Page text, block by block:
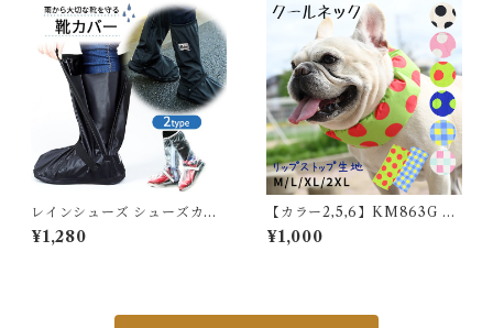
ウェア コットン シンプル 薄手
軽い 快適 部屋着 5683162 ス
イモク【水沐良品】
ない オフィス スーツ シンプル
カーキ ブラック ホワイト 568
2612【水沐良品】
レインシューズ シューズカバ
ー 防水 雨 反射素材 雨の日も
散歩 濡れない 雨具 男女兼用
通学 通勤 梅雨 犬のお散歩雨対
¥1,280
【カラー2,5,6】KM863G 保
冷剤付き クールネック 犬 リッ
プストップナイロン生地 撥水
チブルドック 4層構造使用 フ
¥1,000